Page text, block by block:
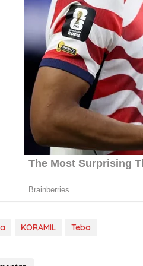
KORAMIL Tebo